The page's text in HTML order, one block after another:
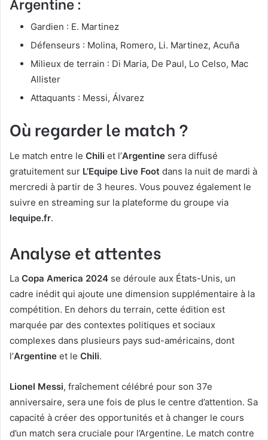
Gardien : E. Martinez
Défenseurs : Molina, Romero, Li. Martinez, Acuña
Milieux de terrain : Di Maria, De Paul, Lo Celso, Mac
Allister
Attaquants : Messi, Álvarez
Où regarder le match ?
Le match entre le Chili et l’Argentine sera diffusé
gratuitement sur L’Equipe Live Foot dans la nuit de mardi à
mercredi à partir de 3 heures. Vous pouvez également le
suivre en streaming sur la plateforme du groupe via
lequipe.fr.
Analyse et attentes
La Copa America 2024 se déroule aux États-Unis, un
cadre inédit qui ajoute une dimension supplémentaire à la
compétition. En dehors du terrain, cette édition est
marquée par des contextes politiques et sociaux
complexes dans plusieurs pays sud-américains, dont
l’Argentine et le Chili.
Lionel Messi, fraîchement célébré pour son 37e
anniversaire, sera une fois de plus le centre d’attention. Sa
capacité à créer des opportunités et à changer le cours
d’un match sera cruciale pour l’Argentine. Le match contre